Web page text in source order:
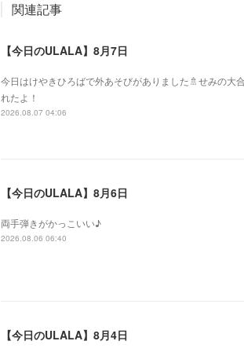
関連記事
【今日のULALA】8月7日
今日はけやきひろばで外あそびがありました🚿せみの大
れたよ！
2026.08.07 04:06
【今日のULALA】8月6日
両手弾きがかっこいい♪
2026.08.06 06:40
【今日のULALA】8月4日